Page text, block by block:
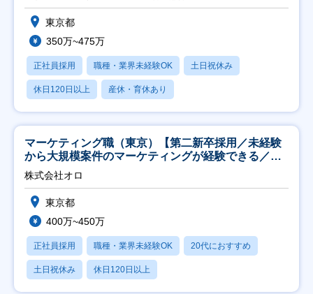
東京都
350万~475万
正社員採用 職種・業界未経験OK 土日祝休み
休日120日以上 産休・育休あり
マーケティング職（東京）【第二新卒採用／未経験
から大規模案件のマーケティングが経験できる／研
修充実】
株式会社オロ
東京都
400万~450万
正社員採用 職種・業界未経験OK 20代におすすめ
土日祝休み 休日120日以上